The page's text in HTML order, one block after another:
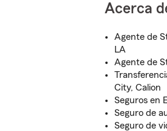
Acerca
Agente de
LA
Agente de
City, Calion
Seguros en
Seguro de
Seguro de